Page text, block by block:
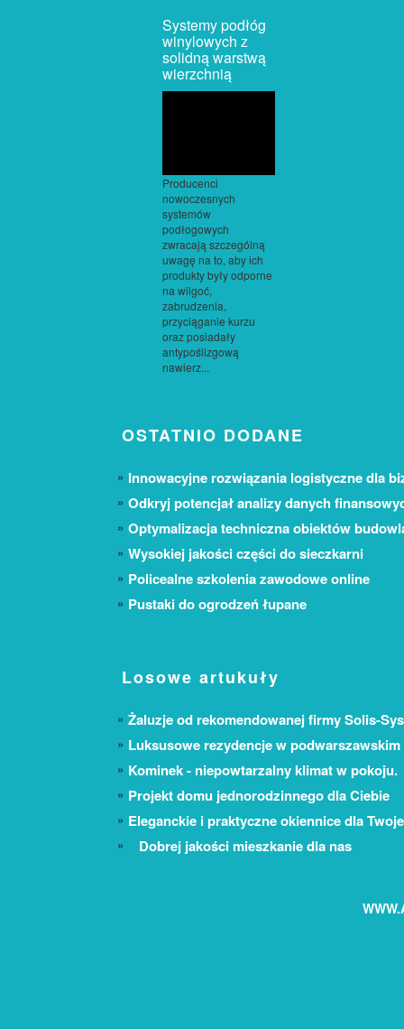
Systemy podłóg
winylowych z
solidną warstwą
wierzchnią
Producenci
nowoczesnych
systemów
podłogowych
zwracają szczególną
uwagę na to, aby ich
produkty były odporne
na wilgoć,
zabrudzenia,
przyciąganie kurzu
oraz posiadały
antypoślizgową
nawierz...
OSTATNIO DODANE
Innowacyjne rozwiązania logistyczne dla
Odkryj potencjał analizy danych
Optymalizacja techniczna obiektów
Wysokiej jakości części do sieczkarni
Policealne szkolenia zawodowe online
Pustaki do ogrodzeń łupane
Losowe artukuły
Żaluzje od rekomendowanej firmy Solis-
Luksusowe rezydencje w
Kominek - niepowtarzalny klimat w pokoju.
Projekt domu jednorodzinnego dla Ciebie
Eleganckie i praktyczne okiennice dla
Dobrej jakości mieszkanie dla nas